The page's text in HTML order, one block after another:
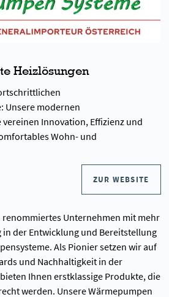
Heizlösungen
Unsere modernen
Innovation, Effizienz und
Wohn- und
ZUR WEBSITE
renommiertes Unternehmen mit mehr
in der Entwicklung und Bereitstellung
Als Pionier setzen wir auf
und Nachhaltigkeit in der
Ihnen erstklassige Produkte, die
werden. Unsere Wärmepumpen